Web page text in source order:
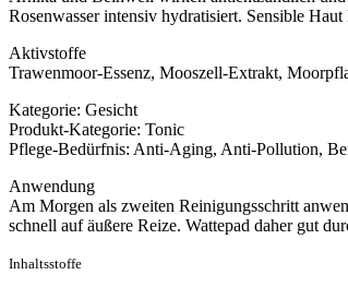
Rosenwasser intensiv hydratisiert. Sensible
Aktivstoffe
Trawenmoor-Essenz, Mooszell-Extrakt,
Kategorie: Gesicht
Produkt-Kategorie: Tonic
Pflege-Bedürfnis: Anti-Aging, Anti-Pollution,
Anwendung
Am Morgen als zweiten Reinigungsschritt
schnell auf äußere Reize. Wattepad daher gut
Inhaltsstoffe